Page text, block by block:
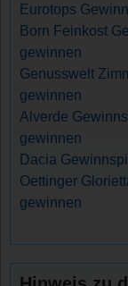
Eurotops
Born Feinkost
gewinnen
Genusswelt
gewinnen
Alverde
gewinnen
Dacia
Oettinger
gewinnen